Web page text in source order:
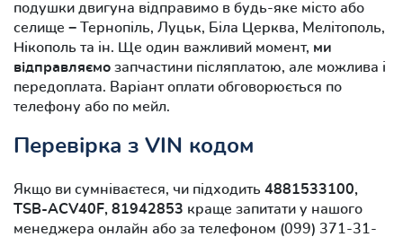
подушки двигуна відправимо в будь-яке місто або
селище − Тернопіль, Луцьк, Біла Церква, Мелітополь,
Нікополь та ін. Ще один важливий момент, ми
відправляємо запчастини післяплатою, але можлива і
передоплата. Варіант оплати обговорюється по
телефону або по мейл.
Перевірка з VIN кодом
Якщо ви сумніваєтеся, чи підходить 4881533100,
TSB-ACV40F, 81942853 краще запитати у нашого
менеджера онлайн або за телефоном (099) 371-31-